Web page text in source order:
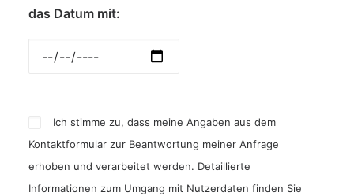
das Datum mit:
Ich stimme zu, dass meine Angaben aus dem
Kontaktformular zur Beantwortung meiner Anfrage
erhoben und verarbeitet werden. Detaillierte
Informationen zum Umgang mit Nutzerdaten finden Sie